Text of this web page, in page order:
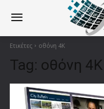
Ετικέτες οθόνη 4K
Tag: οθόνη 4K